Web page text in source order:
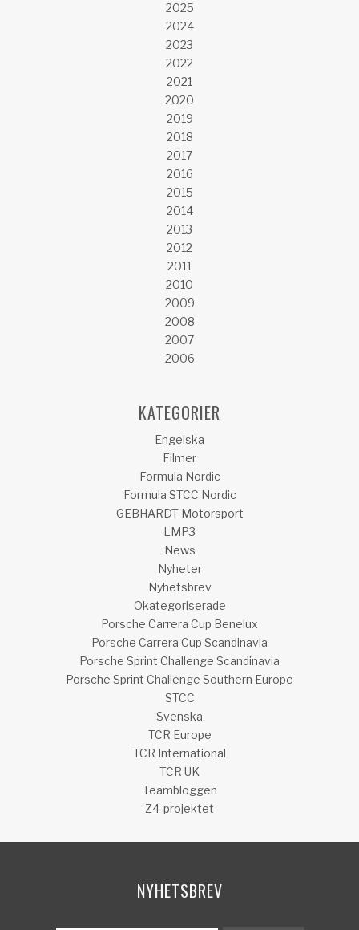
2025
2024
2023
2022
2021
2020
2019
2018
2017
2016
2015
2014
2013
2012
2011
2010
2009
2008
2007
2006
KATEGORIER
Engelska
Filmer
Formula Nordic
Formula STCC Nordic
GEBHARDT Motorsport
LMP3
News
Nyheter
Nyhetsbrev
Okategoriserade
Porsche Carrera Cup Benelux
Porsche Carrera Cup Scandinavia
Porsche Sprint Challenge Scandinavia
Porsche Sprint Challenge Southern Europe
STCC
Svenska
TCR Europe
TCR International
TCR UK
Teambloggen
Z4-projektet
NYHETSBREV